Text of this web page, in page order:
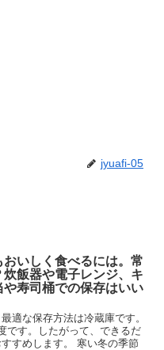
jyuafi-05
いしく食べるには。常
飯器や電子レンジ、キ
寿司桶での保存はいい
適な保存方法は冷蔵庫です。
です。したがって、できるだ
すめします。 寒い冬の季節